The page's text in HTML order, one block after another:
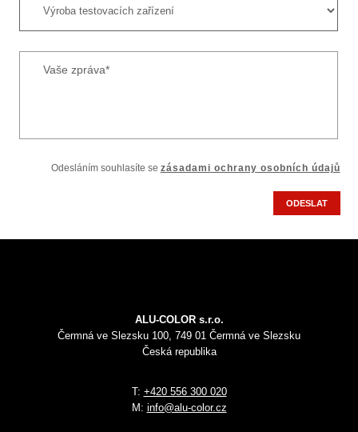
Vaše zpráva*
Odesláním souhlasíte se zásadami ochrany osobních údajů
ODESLAT
ALU-COLOR s.r.o.
Čermná ve Slezsku 100, 749 01 Čermná ve Slezsku
Česká republika
T: +420 556 300 020
M: info@alu-color.cz